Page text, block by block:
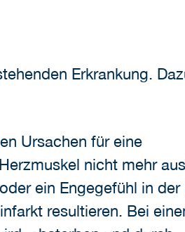
Erkrankung.
Ursachen für eine
nicht mehr
ein Engegefühl in der
resultieren. Bei